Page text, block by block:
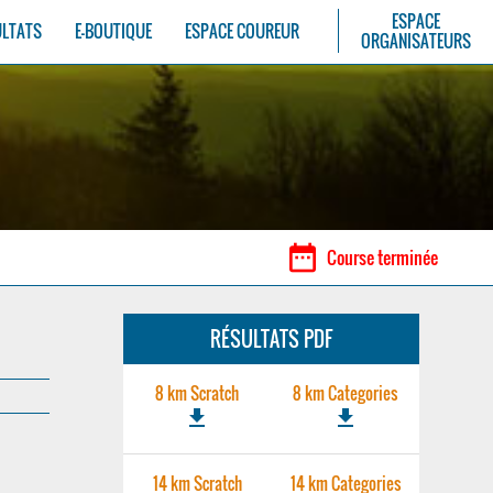
E-BOUTIQUE ESPACE COUREUR
ESPACE
ORGANISATEURS
date_range Course terminée
RÉSULTATS PDF
8 km Scratch
file_download
8 km Categories
file_download
14 km Scratch 14 km Categories